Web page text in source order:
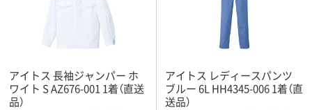
アイトス 長袖ジャンパー ホ
ワイト S AZ676-001 1着（直送
品）
アイトス レディースパンツ
ブルー 6L HH4345-006 1着（直
送品）